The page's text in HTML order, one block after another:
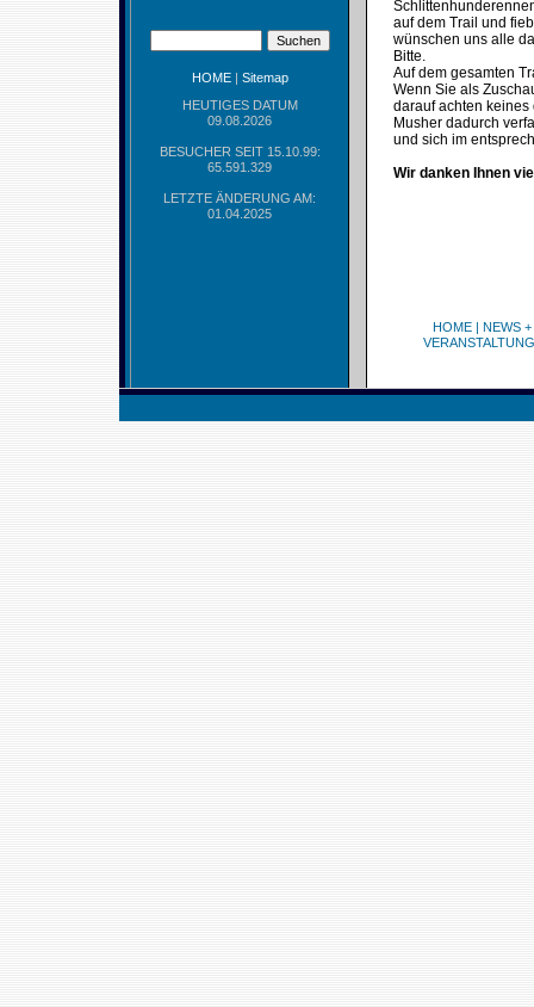
HOME| Sitemap
HEUTIGES DATUM
09.08.2026
BESUCHER SEIT 15.10.99:
65.591.329
LETZTE ÄNDERUNG AM:
01.04.2025
auf dem Trail und
wünschen uns alle
Bitte.
Auf dem gesamten
Wenn Sie als
darauf achten
Musher dadurch
und sich im
Wir danken Ihnen
HOME| NEWS